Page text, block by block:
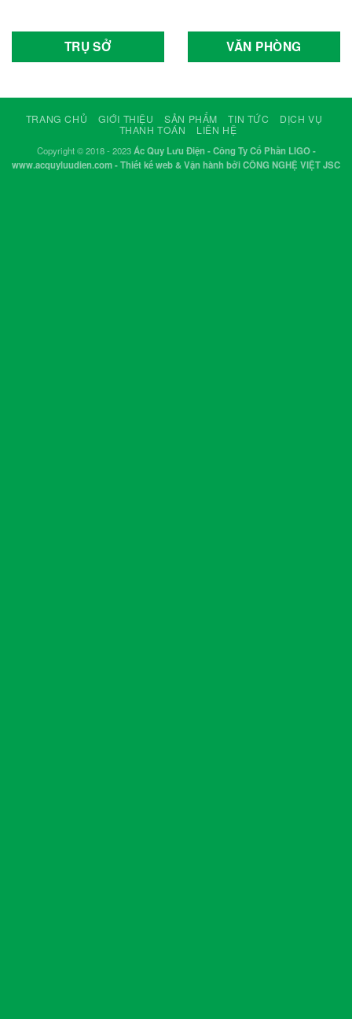
TRỤ SỞ VĂN PHÒNG
TRANG CHỦ GIỚI THIỆU SẢN PHẨM TIN TỨC
DỊCH VỤ
THANH TOÁN
LIÊN HỆ
Copyright © 2018 - 2023Ác Quy Lưu Điện - Công Ty Cổ Phần LIGO -
www.acquyluudien.com - Thiết kế web & Vận hành bởi CÔNG NGHỆ VIỆT JSC